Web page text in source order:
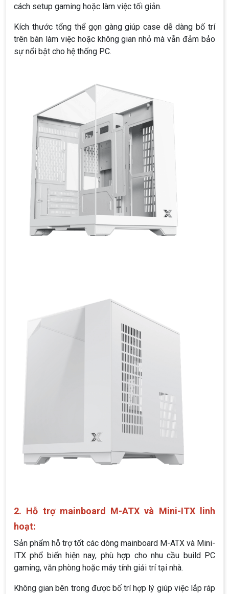
cách setup gaming hoặc làm việc tối giản.
Kích thước tổng thể gọn gàng giúp case dễ dàng bố trí
trên bàn làm việc hoặc không gian nhỏ mà vẫn đảm bảo
sự nổi bật cho hệ thống PC.
2. Hỗ trợ mainboard M-ATX và Mini-ITX linh
hoạt:
Sản phẩm hỗ trợ tốt các dòng mainboard M-ATX và Mini-
ITX phổ biến hiện nay, phù hợp cho nhu cầu build PC
gaming, văn phòng hoặc máy tính giải trí tại nhà.
Không gian bên trong được bố trí hợp lý giúp việc lắp ráp